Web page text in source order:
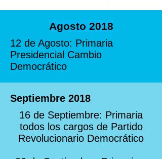
Agosto 2018
12 de Agosto: Primaria
Presidencial Cambio
Democrático
Septiembre 2018
16 de Septiembre: Primaria
todos los cargos de Partido
Revolucionario Democrático